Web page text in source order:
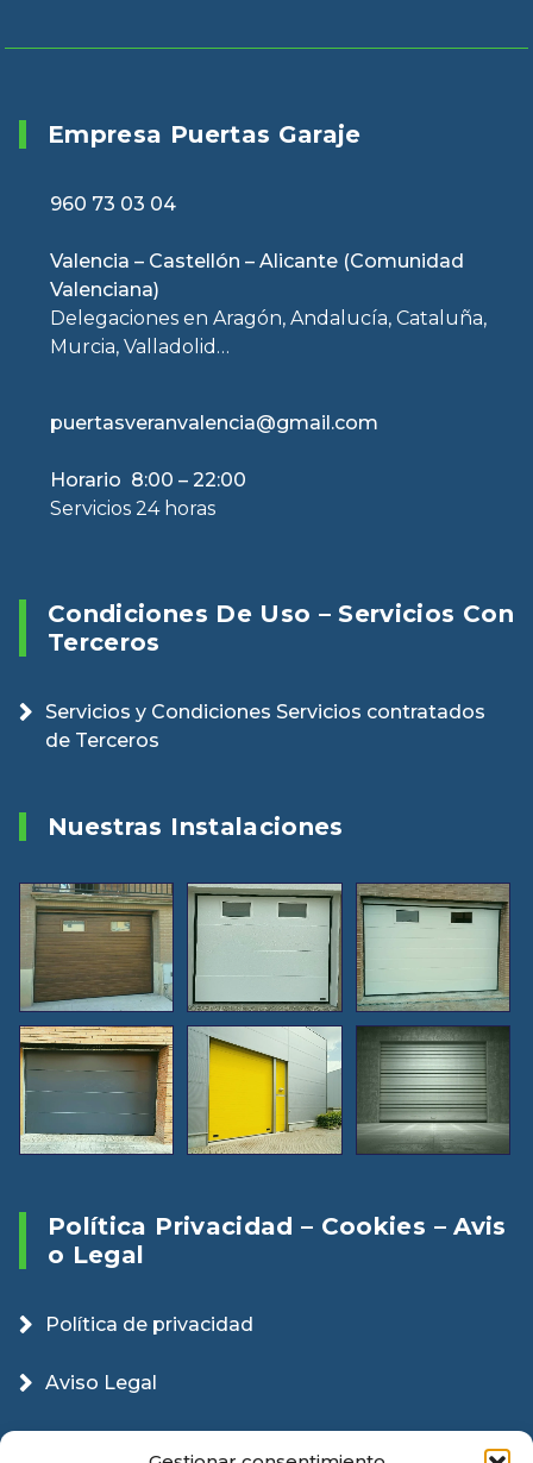
Empresa Puertas Garaje
960 73 03 04
Valencia – Castellón – Alicante (Comunidad
Valenciana)
Delegaciones en Aragón, Andalucía, Cataluña,
Murcia, Valladolid…
puertasveranvalencia@gmail.com
Horario 8:00 – 22:00
Servicios 24 horas
Condiciones De Uso – Servicios Con
Terceros
Servicios y Condiciones Servicios contratados
de Terceros
Nuestras Instalaciones
Política Privacidad – Cookies – Avis
O Legal
Política de privacidad
Aviso Legal